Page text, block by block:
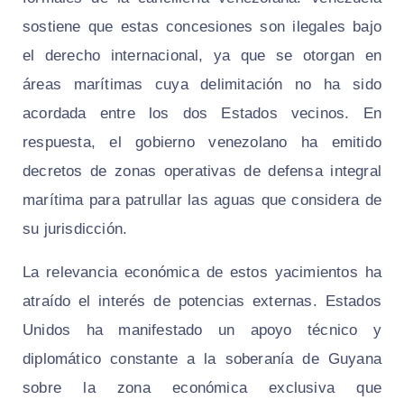
sostiene que estas concesiones son ilegales bajo
el derecho internacional, ya que se otorgan en
áreas marítimas cuya delimitación no ha sido
acordada entre los dos Estados vecinos. En
respuesta, el gobierno venezolano ha emitido
decretos de zonas operativas de defensa integral
marítima para patrullar las aguas que considera de
su jurisdicción.
La relevancia económica de estos yacimientos ha
atraído el interés de potencias externas. Estados
Unidos ha manifestado un apoyo técnico y
diplomático constante a la soberanía de Guyana
sobre la zona económica exclusiva que